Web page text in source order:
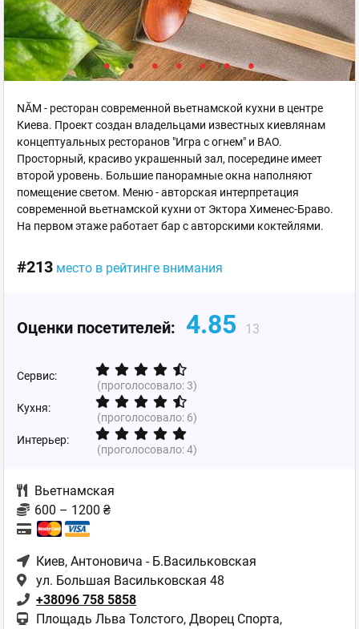
NĂM - ресторан современной вьетнамской кухни в центре
Киева. Проект создан владельцами известных киевлянам
концептуальных ресторанов "Игра с огнем" и BAO.
Просторный, красиво украшенный зал, посередине имеет
второй уровень. Большие панорамные окна наполняют
помещение светом. Меню - авторская интерпретация
современной вьетнамской кухни от Эктора Хименес-Браво.
На первом этаже работает бар с авторскими коктейлями.
#213 место в рейтинге внимания
Оценки посетителей: 4.85 13
Сервис:
(проголосовало:3)
Кухня:
(проголосовало: 6)
Интерьер:
(проголосовало:4)
Вьетнамская
600 – 1200 ₴
Киев, Антоновича - Б.Васильковская
ул. Большая Васильковская 48
+38096 758 5858
Площадь Льва Толстого, Дворец Спорта,